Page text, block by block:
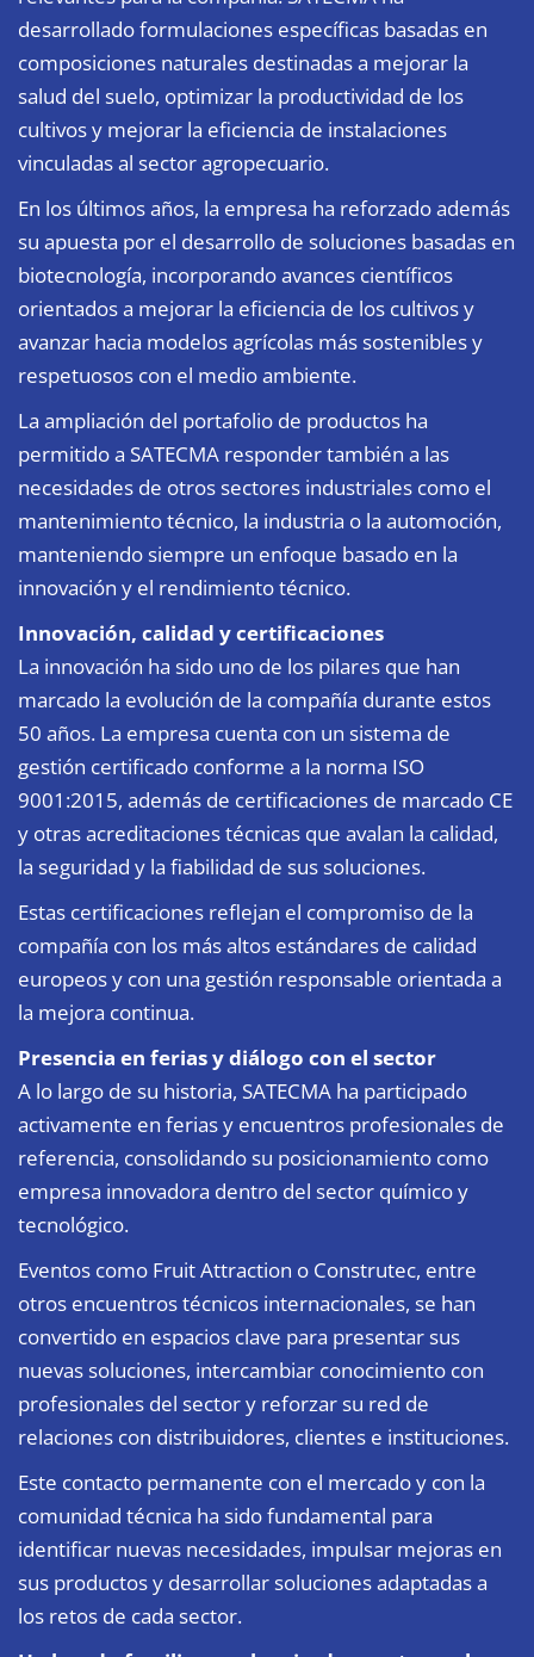
desarrollado formulaciones específicas basadas en
composiciones naturales destinadas a mejorar la
salud del suelo, optimizar la productividad de los
cultivos y mejorar la eficiencia de instalaciones
vinculadas al sector agropecuario.
En los últimos años, la empresa ha reforzado además
su apuesta por el desarrollo de soluciones basadas en
biotecnología, incorporando avances científicos
orientados a mejorar la eficiencia de los cultivos y
avanzar hacia modelos agrícolas más sostenibles y
respetuosos con el medio ambiente.
La ampliación del portafolio de productos ha
permitido a SATECMA responder también a las
necesidades de otros sectores industriales como el
mantenimiento técnico, la industria o la automoción,
manteniendo siempre un enfoque basado en la
innovación y el rendimiento técnico.
Innovación, calidad y certificaciones
La innovación ha sido uno de los pilares que han
marcado la evolución de la compañía durante estos
50 años. La empresa cuenta con un sistema de
gestión certificado conforme a la norma ISO
9001:2015, además de certificaciones de marcado CE
y otras acreditaciones técnicas que avalan la calidad,
la seguridad y la fiabilidad de sus soluciones.
Estas certificaciones reflejan el compromiso de la
compañía con los más altos estándares de calidad
europeos y con una gestión responsable orientada a
la mejora continua.
Presencia en ferias y diálogo con el sector
A lo largo de su historia, SATECMA ha participado
activamente en ferias y encuentros profesionales de
referencia, consolidando su posicionamiento como
empresa innovadora dentro del sector químico y
tecnológico.
Eventos como Fruit Attraction o Construtec, entre
otros encuentros técnicos internacionales, se han
convertido en espacios clave para presentar sus
nuevas soluciones, intercambiar conocimiento con
profesionales del sector y reforzar su red de
relaciones con distribuidores, clientes e instituciones.
Este contacto permanente con el mercado y con la
comunidad técnica ha sido fundamental para
identificar nuevas necesidades, impulsar mejoras en
sus productos y desarrollar soluciones adaptadas a
los retos de cada sector.